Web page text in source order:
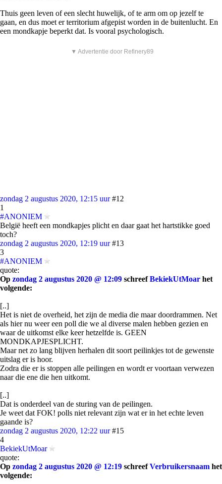
Thuis geen leven of een slecht huwelijk, of te arm om op jezelf te
gaan, en dus moet er territorium afgepist worden in de buitenlucht. En
een mondkapje beperkt dat. Is vooral psychologisch.
▼ Advertentie door Refinery89
zondag 2 augustus 2020, 12:15 uur #12
1
#ANONIEM
België heeft een mondkapjes plicht en daar gaat het hartstikke goed
toch?
zondag 2 augustus 2020, 12:19 uur #13
3
#ANONIEM
quote:
Op zondag 2 augustus 2020 @ 12:09 schreefBekiekUtMoar het
volgende:
[..]
Het is niet de overheid, het zijn de media die maar doordrammen. Net
als hier nu weer een poll die we al diverse malen hebben gezien en
waar de uitkomst elke keer hetzelfde is. GEEN
MONDKAPJESPLICHT.
Maar net zo lang blijven herhalen dit soort peilinkjes tot de gewenste
uitslag er is hoor.
Zodra die er is stoppen alle peilingen en wordt er voortaan verwezen
naar die ene die hen uitkomt.
[..]
Dat is onderdeel van de sturing van de peilingen.
Je weet dat FOK! polls niet relevant zijn wat er in het echte leven
gaande is?
zondag 2 augustus 2020, 12:22 uur #15
4
BekiekUtMoar
quote:
Op zondag 2 augustus 2020 @ 12:19 schreefVerbruikersnaam het
volgende: